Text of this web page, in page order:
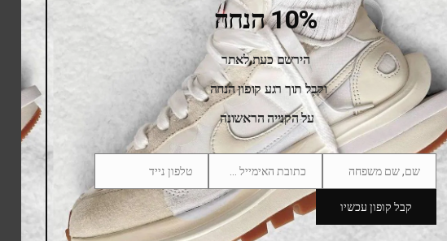
Nike Dunk Low Phantom Metallic Gold Women
759.00₪
589.00₪
SALE
10% הנחה
הירשם כעת לאתר
וקבל תוך רגע קופון הנחה
על הקנייה הראשונה
Name
שם, שם משפחה Email
Phone
Number
טלפון נייד
קבל קופון עכשיו